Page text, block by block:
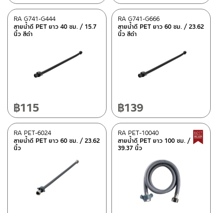
สายน้ำดี PET ยาว 40 ซม. / 15.7
นิ้ว สีดำ
RA G741-G444
฿115
สายน้ำดี PET ยาว 60 ซม. / 23.62
นิ้ว สีดำ
RA G741-G666
฿139
สายน้ำดี PET ยาว 60 ซม. / 23.62
นิ้ว
RA PET-6024
สายน้ำดี PET ยาว 100 ซม. /
39.37 นิ้ว
RA PET-10040